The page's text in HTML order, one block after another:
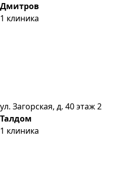
Дмитров
1 клиника
ул. Загорская, д. 40 этаж 2
Талдом
1 клиника